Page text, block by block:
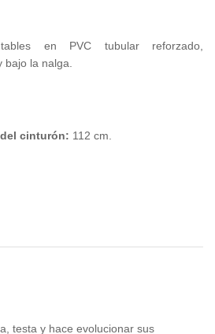
en PVC tubular reforzado,
la nalga.
cinturón: 112 cm.
testa y hace evolucionar sus